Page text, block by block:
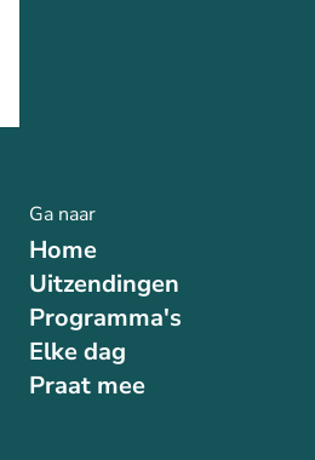
Ga naar
Home
Uitzendingen
Programma's
Elke dag
Praat mee